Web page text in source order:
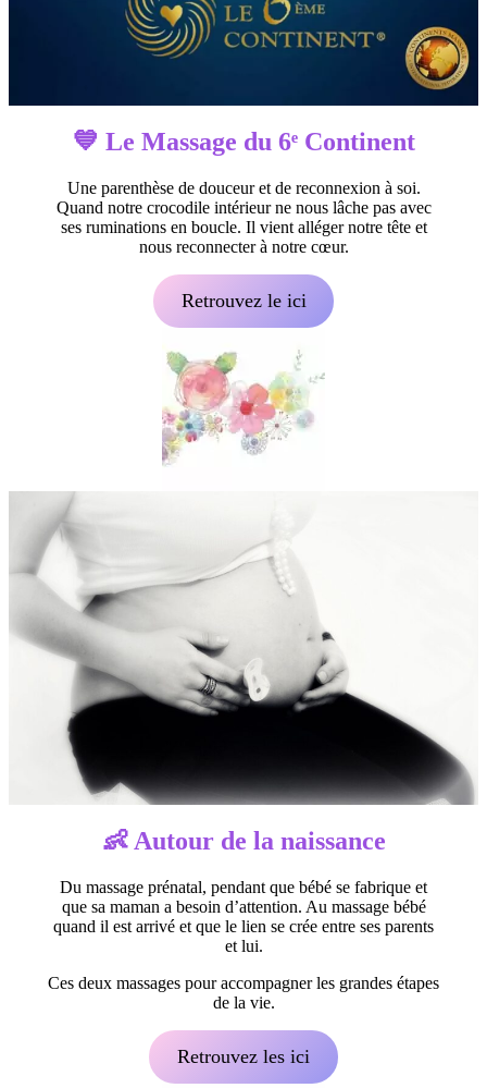
💙 Le Massage du 6ᵉ Continent
Une parenthèse de douceur et de reconnexion à soi.
Quand notre crocodile intérieur ne nous lâche pas avec
ses ruminations en boucle. Il vient alléger notre tête et
nous reconnecter à notre cœur.
Retrouvez le ici
👶 Autour de la naissance
Du massage prénatal, pendant que bébé se fabrique et
que sa maman a besoin d’attention. Au massage bébé
quand il est arrivé et que le lien se crée entre ses parents
et lui.
Ces deux massages pour accompagner les grandes étapes
de la vie.
Retrouvez les ici